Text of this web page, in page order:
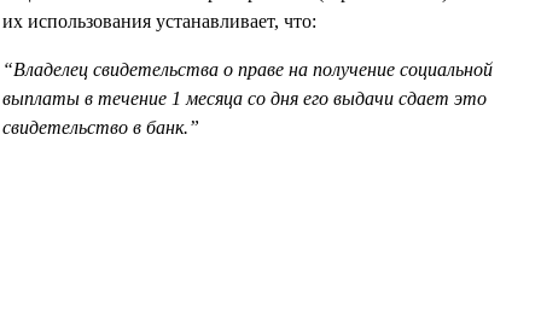
их использования устанавливает, что:
“Владелец свидетельства о праве на получение социальной
выплаты в течение 1 месяца со дня его выдачи сдает это
свидетельство в банк.”